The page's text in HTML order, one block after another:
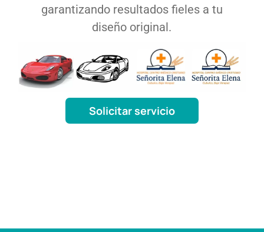
garantizando resultados fieles a tu
diseño original.
Solicitar servicio